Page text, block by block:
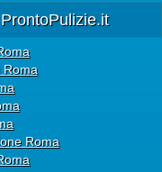
Roma
Roma